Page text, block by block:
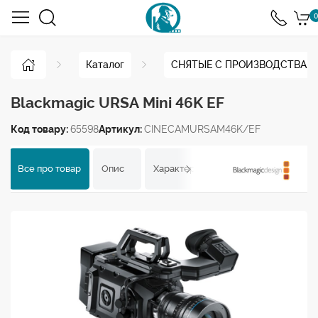
0
Каталог СНЯТЫЕ С ПРОИЗВОДСТВА
Blackmagic URSA Mini 46K EF
Код товару:65598Артикул:CINECAMURSAM46K/EF
Все про товар Опис Характеристики Відгуки